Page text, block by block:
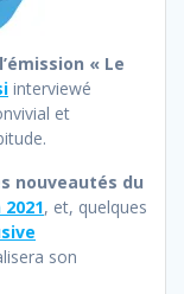
« Le
interviewé
et
nouveautés du
, et, quelques
son